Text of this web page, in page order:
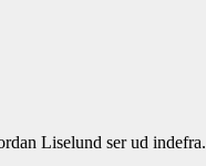
Liselund ser ud indefra.